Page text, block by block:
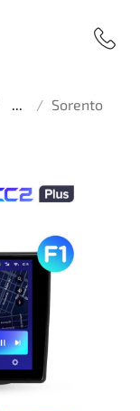
... Sorento